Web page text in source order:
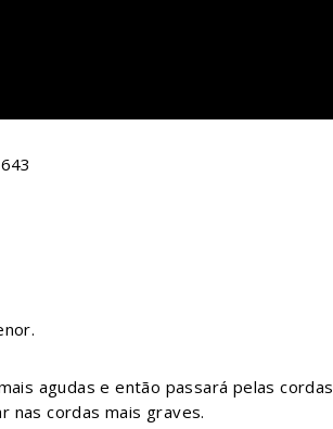
agudas e então passará pelas cordas
nas cordas mais graves.